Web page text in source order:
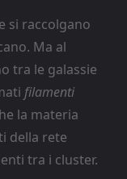
si raccolgano
Ma al
tra le galassie
filamenti
la materia
della rete
tra i cluster.